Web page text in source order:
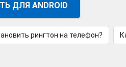
ДЛЯ ANDROID
рингтон на телефон?